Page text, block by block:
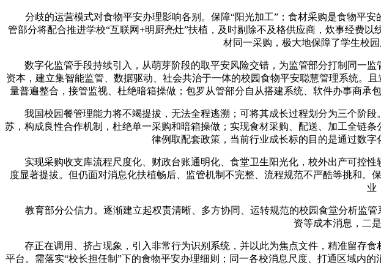
分歧的运营模式对食物平安办理影响各别。保障“阳光加工”；食材采购是食物平安
管部分将配合推进学校“互联网+明厨亮灶”扶植，及时剔除不及格供应商，炊事经费
材同一采购，极大地保障了学生校
数字化监管手段持续引入，从萌芽阶段的取平安风险交错，为监管部分打制同一监
资本，建立集智能监管、数据驱动、社会共治于一体的校园食物平安聪慧管理系统。
量普遍整合，接管监视、杜绝暗箱操做；包罗从管部分自从搭建系统、软件办事商承
我国校园餐管理能力将不竭提拔，无法全程逃溯；可将其成长过程划分为三个阶段
苏，构成良性合作机制，杜绝单一采购和暗箱操做；实现食材采购、配送、加工全链
律例取配套政策，当前行业成长标的目的是通过数
实现采购收支库流程尺度化、财政台账通明化、食堂卫生阳光化，校外出产可控性
度显著提拔。但仍面对消息化扶植畅后、监管机制不完整、流程规范不严酷等挑和
业
教育部分公信力。逐渐建立起权责清晰、多方协同、运转规范的校园食堂分析监管
资等成本消息，二
存正在调用、挤占现象，引入非常行为识别系统，并以此为焦点文件，精准留存食
平台。需落实“校长担任制”下的食物平安办理细则；同一各校消息尺度、打通区域内